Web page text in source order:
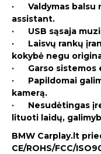
· Valdymas balsu
assistant.
· USB sąsaja
· Laisvų rankų
kokybė negu
· Garso sistemos
· Papildomai
kamerą.
· Nesudėtingas
lituoti laidų,
BMW Carplay.lt
CE/ROHS/FCC/